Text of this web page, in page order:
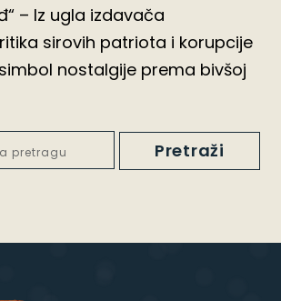
– Iz ugla izdavača
sirovih patriota i korupcije
simbol nostalgije prema bivšoj